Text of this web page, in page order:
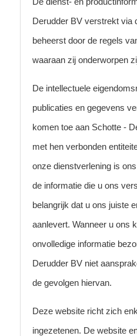
Derudder BV verstrekt via
beheerst door de regels
waaraan zij onderworpen
De intellectuele
publicaties en gegevens
komen toe aan Schotte -
met hen verbonden
onze dienstverlening is
de informatie die u ons
belangrijk dat u ons juiste
aanlevert. Wanneer u ons
onvolledige informatie
Derudder BV niet
de gevolgen hiervan.
Deze website richt zich
ingezetenen. De website